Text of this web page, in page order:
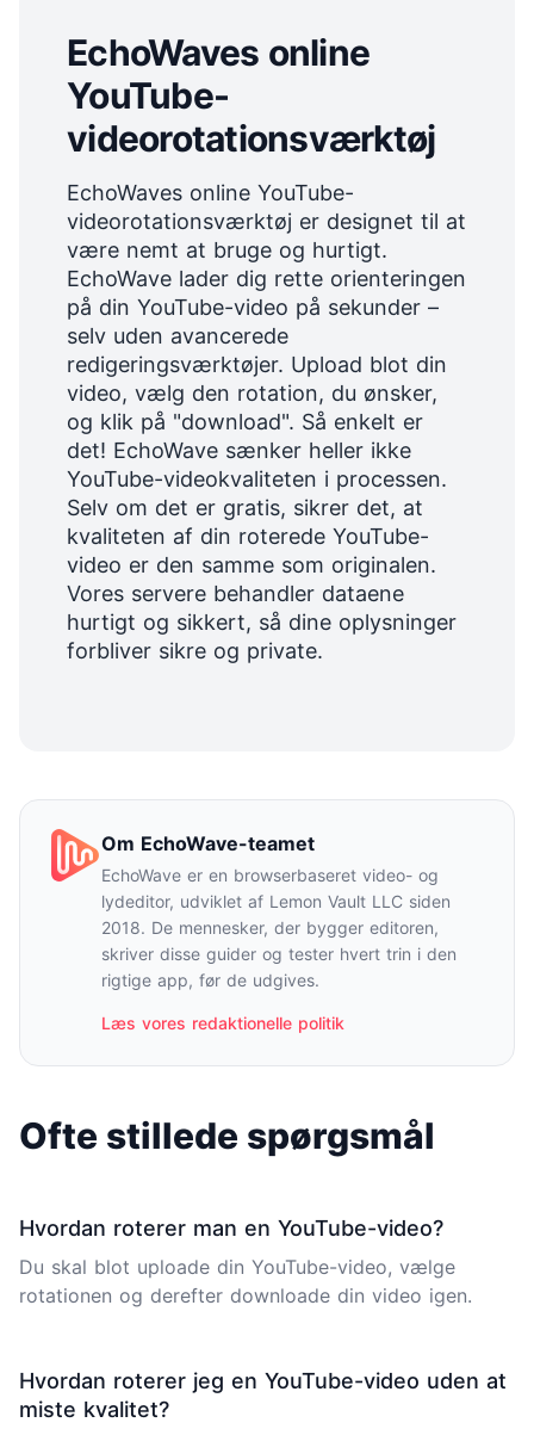
EchoWaves online
YouTube-
videorotationsværktøj
EchoWaves online YouTube-
videorotationsværktøj er designet til at
være nemt at bruge og hurtigt.
EchoWave lader dig rette orienteringen
på din YouTube-video på sekunder –
selv uden avancerede
redigeringsværktøjer. Upload blot din
video, vælg den rotation, du ønsker,
og klik på "download". Så enkelt er
det! EchoWave sænker heller ikke
YouTube-videokvaliteten i processen.
Selv om det er gratis, sikrer det, at
kvaliteten af din roterede YouTube-
video er den samme som originalen.
Vores servere behandler dataene
hurtigt og sikkert, så dine oplysninger
forbliver sikre og private.
Om EchoWave-teamet
EchoWave er en browserbaseret video- og
lydeditor, udviklet af Lemon Vault LLC siden
2018. De mennesker, der bygger editoren,
skriver disse guider og tester hvert trin i den
rigtige app, før de udgives.
Læs vores redaktionelle politik
Ofte stillede spørgsmål
Hvordan roterer man en YouTube-video?
Du skal blot uploade din YouTube-video, vælge
rotationen og derefter downloade din video igen.
Hvordan roterer jeg en YouTube-video uden at
miste kvalitet?